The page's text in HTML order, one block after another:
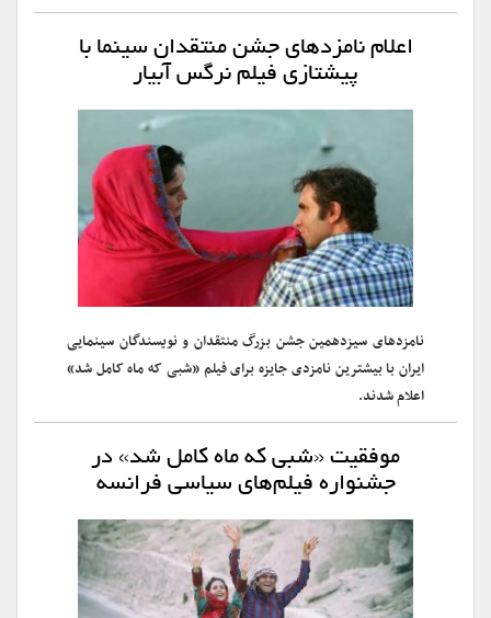
اعلام نامزدهای جشن منتقدان سینما با
پیشتازی فیلم نرگس آبیار
نامزدهای سیزدهمین جشن بزرگ منتقدان و نویسندگان سینمایی
ایران با بیشترین نامزدی جایزه برای فیلم «شبی که ماه کامل شد»
اعلام شدند.
موفقیت «شبی که ماه کامل شد» در
جشنواره فیلم‌های سیاسی فرانسه